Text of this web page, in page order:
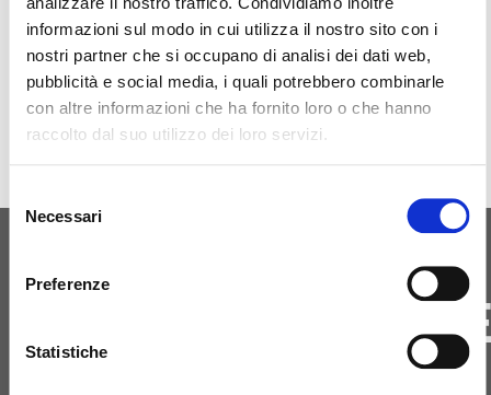
informazioni sul modo in cui utilizza il nostro sito con i
nostri partner che si occupano di analisi dei dati web,
pubblicità e social media, i quali potrebbero combinarle
con altre informazioni che ha fornito loro o che hanno
raccolto dal suo utilizzo dei loro servizi.
delNecessari
Preferenze
Statistiche
ΜΑΖΙ ΜΑΣ